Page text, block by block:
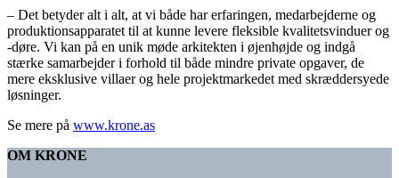
– Det betyder alt i alt, at vi både har erfaringen, medarbejderne og
produktionsapparatet til at kunne levere fleksible kvalitetsvinduer og
-døre. Vi kan på en unik møde arkitekten i øjenhøjde og indgå
stærke samarbejder i forhold til både mindre private opgaver, de
mere eksklusive villaer og hele projektmarkedet med skræddersyede
løsninger.
Se mere på www.krone.as
OM KRONE